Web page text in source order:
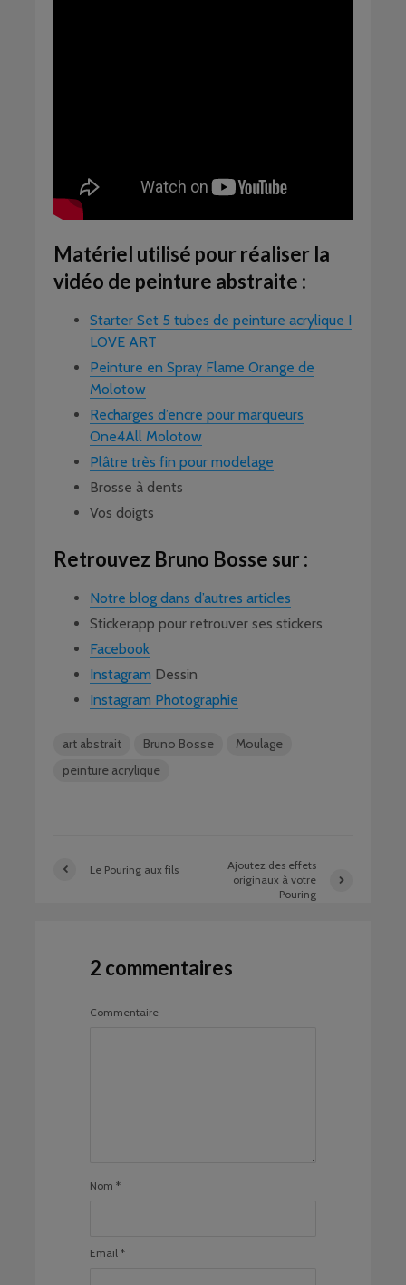
Matériel utilisé pour réaliser la
vidéo de peinture abstraite :
Starter Set 5 tubes de peinture acrylique I
LOVE ART
Peinture en Spray Flame Orange de
Molotow
Recharges d’encre pour marqueurs
One4All Molotow
Plâtre très fin pour modelage
Brosse à dents
Vos doigts
Retrouvez Bruno Bosse sur :
Notre blog dans d’autres articles
Stickerapp pour retrouver ses stickers
Facebook
Instagram Dessin
Instagram Photographie
art abstrait Bruno Bosse
Moulage
peinture acrylique
Le Pouring aux fils
Ajoutez des effets
originaux à votre
Pouring
2 commentaires
Commentaire
Nom *
Email *